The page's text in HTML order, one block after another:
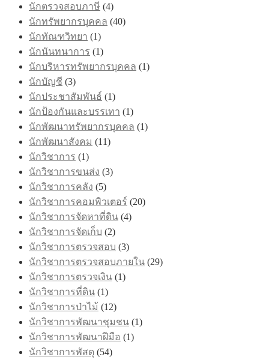
นักตรวจสอบภาษี (4)
นักทรัพยากรบุคคล (40)
นักทัณฑวิทยา (1)
นักนันทนาการ (1)
นักบริหารทรัพยากรบุคคล (1)
นักบัญชี (3)
นักประชาสัมพันธ์ (1)
นักป้องกันและบรรเทา (1)
นักพัฒนาทรัพยากรบุคคล (1)
นักพัฒนาสังคม (11)
นักวิชาการ (1)
นักวิชาการขนส่ง (3)
นักวิชาการคลัง (5)
นักวิชาการคอมพิวเตอร์ (20)
นักวิชาการจัดหาที่ดิน (4)
นักวิชาการจัดเก็บ (2)
นักวิชาการตรวจสอบ (3)
นักวิชาการตรวจสอบภายใน (29)
นักวิชาการตรวจเงิน (1)
นักวิชาการที่ดิน (1)
นักวิชาการป่าไม้ (12)
นักวิชาการพัฒนาชุมชน (1)
นักวิชาการพัฒนาฝีมือ (1)
นักวิชาการพัสดุ (54)